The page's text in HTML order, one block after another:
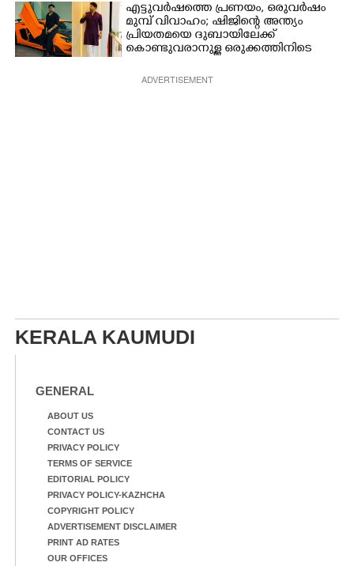
എട്ടുവർഷത്തെ പ്രണയം,​ ഒരുവർഷം
മുമ്പ് വിവാഹം; ഷിജിന്റെ അന്ത്യം
പ്രിയതമയെ ദുബായിലേക്ക്
കൊണ്ടുവരാനുള്ള ഒരുക്കത്തിനിടെ
ADVERTISEMENT
KERALA KAUMUDI
GENERAL
ABOUT US
CONTACT US
PRIVACY POLICY
TERMS OF SERVICE
EDITORIAL POLICY
PRIVACY POLICY-KAZHCHA
COPYRIGHT POLICY
ADVERTISEMENT DISCLAIMER
PRINT AD RATES
OUR OFFICES